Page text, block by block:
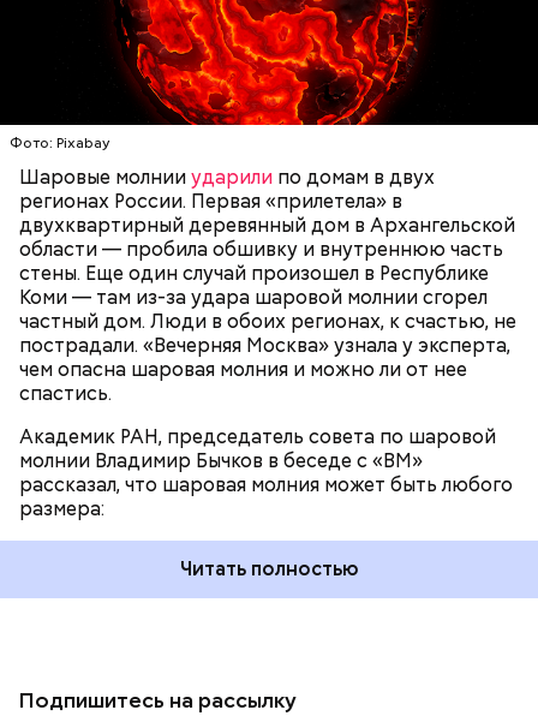
Фото: Pixabay
Шаровые молнииударили по домам в двух
регионах России. Первая «прилетела» в
двухквартирный деревянный дом в Архангельской
области — пробила обшивку и внутреннюю часть
стены. Еще один случай произошел в Республике
Коми — там из-за удара шаровой молнии сгорел
частный дом. Люди в обоих регионах, к счастью, не
пострадали. «Вечерняя Москва» узнала у эксперта,
чем опасна шаровая молния и можно ли от нее
спастись.
Академик РАН, председатель совета по шаровой
молнии Владимир Бычков в беседе с «ВМ»
рассказал, что шаровая молния может быть любого
размера:
— Маленькие — от одного сантиметра, средние —
около 20 сантиметров, а самые большие могут
доходить до нескольких метров. Шаровая молния
проходит и через стекла, даже часто не оставляя
следов. Она как капля стекает, растекается. Может
и в окно влезть, причем в двухметровое.
Сжимается, как воздушный шар, и проходит.
Читать полностью
УЧЕНЫЕ МОЛНИИ ПОГОДА
Подпишитесь на рассылку